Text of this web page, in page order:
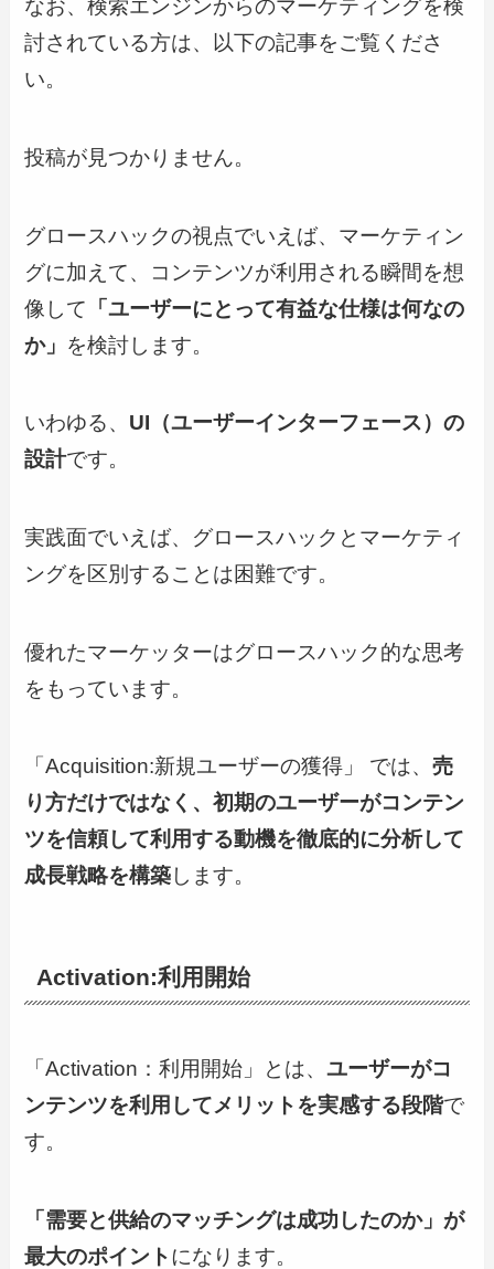
なお、検索エンジンからのマーケティングを検
討されている方は、以下の記事をご覧くださ
い。
投稿が見つかりません。
グロースハックの視点でいえば、マーケティン
グに加えて、コンテンツが利用される瞬間を想
像して
「ユーザーにとって有益な仕様は何なの
か」 を検討します。
いわゆる、 UI（ユーザーインターフェース）の
設計です。
実践面でいえば、グロースハックとマーケティ
ングを区別することは困難です。
優れたマーケッターはグロースハック的な思考
をもっています。
「Acquisition:新規ユーザーの獲得」 では、売
り方だけではなく、初期のユーザーがコンテン
ツを信頼して利用する動機を徹底的に分析して
成長戦略を構築します。
Activation:利用開始
「Activation：利用開始」とは、ユーザーがコ
ンテンツを利用してメリットを実感する段階で
す。
「需要と供給のマッチングは成功したのか」が
最大のポイントになります。